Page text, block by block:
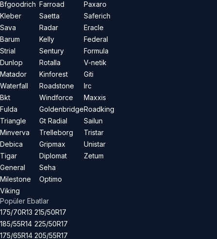
Bfgoodrich
Kleber
Sava
Barum
Strial
Dunlop
Matador
Waterfall
Bkt
Fulda
Triangle
Minverva
Debica
Tigar
General
Milestone
Viking
Farroad
Saetta
Radar
Kelly
Sentury
Rotalla
Kinforest
Roadstone
Windforce
Goldenbridge
Gt Radial
Trelleborg
Gripmax
Diplomat
Seha
Optimo
Paxaro
Saferich
Eracle
Federal
Formula
V-netik
Giti
Irc
Maxxis
Roadking
Sailun
Tristar
Unistar
Zetum
Popüler Ebatlar
175/70R13
185/55R14
175/65R14
215/50R17
225/50R17
205/55R17